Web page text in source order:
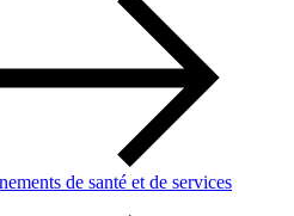
de santé et de services